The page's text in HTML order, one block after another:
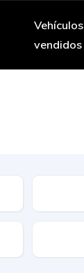
Vehículos
vendidos